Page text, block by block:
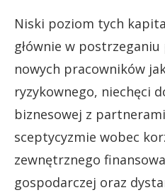
Niski poziom tych
głównie w
nowych pracowników
ryzykownego, niechęci
biznesowej z
sceptycyzmie wobec
zewnętrznego
gospodarczej oraz